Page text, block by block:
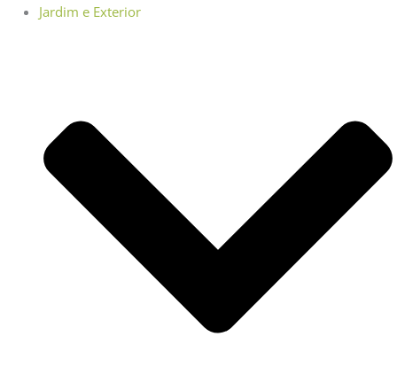
Jardim e Exterior